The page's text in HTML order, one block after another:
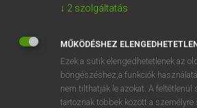
ONLINE NYELVVIZSGA
EGYÉNI
TANULÓKNAK
OKTATÁSI
VÁLLALATI
↓ 2 szolgáltatás
MŰKÖDÉSHEZ
Ezek a sütik elengedhetetlenek az
böngészéshez,a funkciók
nem tilthatják le azokat. A
tartoznak többek között a